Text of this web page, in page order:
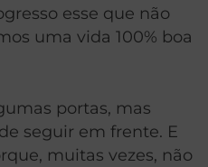
esse que não
uma vida 100% boa
portas, mas
seguir em frente. E
muitas vezes, não